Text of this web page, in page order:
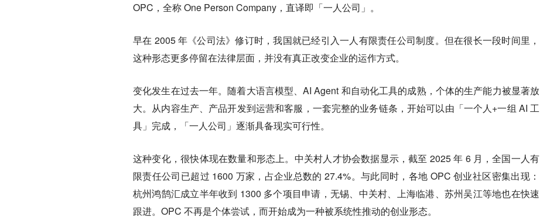
OPC，全称 One Person Company，直译即「一人公司」。
早在 2005 年《公司法》修订时，我国就已经引入一人有限责任公司制度。但在很长一段时间里，
这种形态更多停留在法律层面，并没有真正改变企业的运作方式。
变化发生在过去一年。随着大语言模型、AI Agent 和自动化工具的成熟，个体的生产能力被显著放
大。从内容生产、产品开发到运营和客服，一套完整的业务链条，开始可以由「一个人+一组 AI 工
具」完成，「一人公司」逐渐具备现实可行性。
这种变化，很快体现在数量和形态上。 中关村人才协会数据显示，截至 2025 年 6 月，全国一人有
限责任公司已超过 1600 万家，占企业总数的 27.4%。与此同时，各地 OPC 创业社区密集出现：
杭州鸿鹄汇成立半年收到 1300 多个项目申请，无锡、中关村、上海临港、苏州吴江等地也在快速
跟进。OPC 不再是个体尝试，而开始成为一种被系统性推动的创业形态。